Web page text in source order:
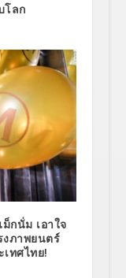
โลก
กนั่ม เอาใจ
งภาพยนตร์
ทศไทย!